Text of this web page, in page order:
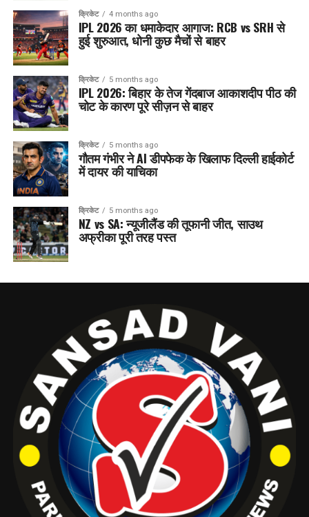
क्रिकेट 4 months ago
IPL 2026 का धमाकेदार आगाज: RCB vs SRH से
हुई शुरुआत, धोनी कुछ मैचों से बाहर
क्रिकेट 5 months ago
IPL 2026: बिहार के तेज गेंदबाज आकाशदीप पीठ की
चोट के कारण पूरे सीज़न से बाहर
क्रिकेट 5 months ago
गौतम गंभीर ने AI डीपफेक के खिलाफ दिल्ली हाईकोर्ट
में दायर की याचिका
क्रिकेट 5 months ago
NZ vs SA: न्यूजीलैंड की तूफानी जीत, साउथ
अफ्रीका पूरी तरह पस्त